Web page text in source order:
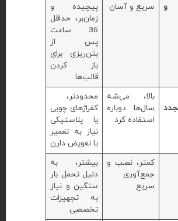
و
سریع و آسان
پیچیده و
زمان‌بر، حداقل
36 ساعت
پس از
بتن‌ریزی برای
باز کردن
قالب‌ها
بالا، می‌شه
سال‌ها دوباره
استفاده کرد
محدودتر،
کفراژهای چوبی
یا پلاستیکی
نیاز به تعمیر
یا تعویض دارن
کمتر، نصب و
جمع‌آوری
سریع
بیشتر، به
دلیل تحمل بار
سنگین و نیاز
به تجهیزات
تخصصی